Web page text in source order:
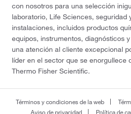
con nosotros para una selección
laboratorio, Life Sciences, seguridad
instalaciones, incluidos productos
equipos, instrumentos, diagnósticos
una atención al cliente excepcional
líder en el sector que se enorgullece
Thermo Fisher Scientific.
Términos y condiciones de la web
Aviso de privacidad
Política de